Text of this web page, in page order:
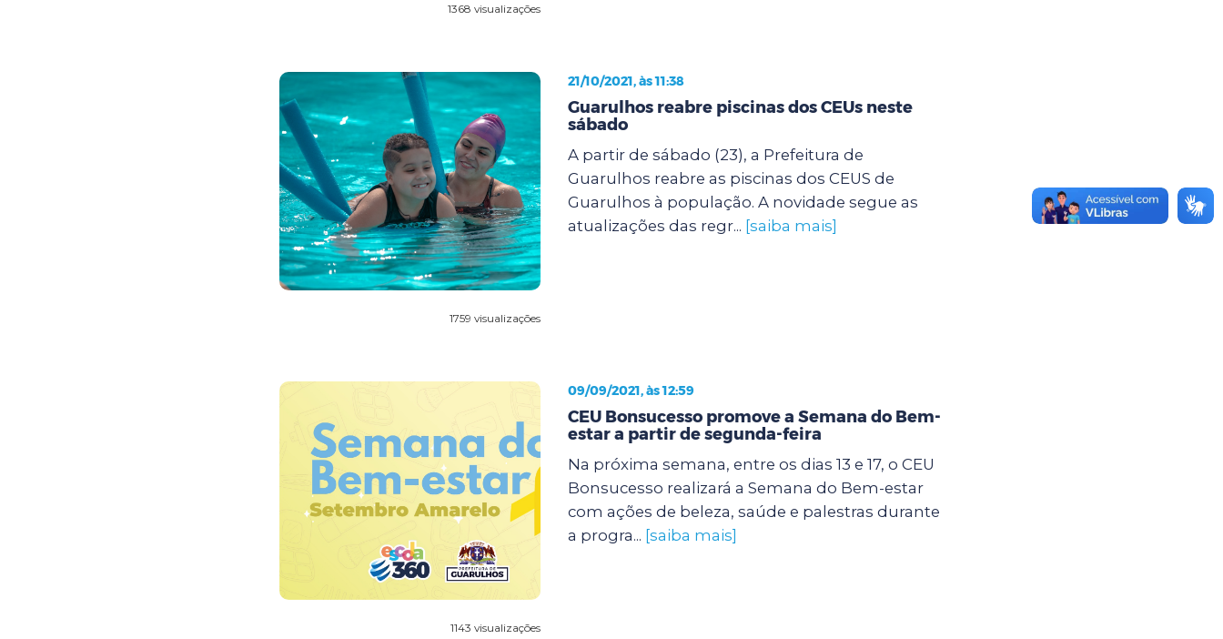
1368 visualizações
1759 visualizações
21/10/2021, às 11:38
Guarulhos reabre piscinas dos CEUs neste
sábado
A partir de sábado (23), a Prefeitura de
Guarulhos reabre as piscinas dos CEUS de
Guarulhos à população. A novidade segue as
atualizações das regr... [saiba mais]
1143 visualizações
09/09/2021, às 12:59
CEU Bonsucesso promove a Semana do Bem-
estar a partir de segunda-feira
Na próxima semana, entre os dias 13 e 17, o CEU
Bonsucesso realizará a Semana do Bem-estar
com ações de beleza, saúde e palestras durante
a progra... [saiba mais]